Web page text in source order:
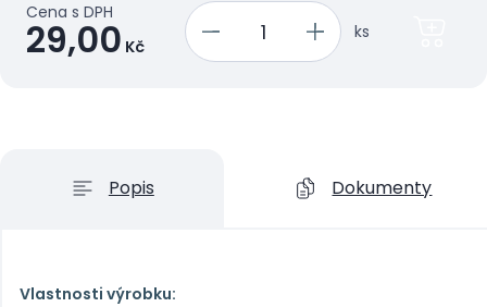
Cena s DPH
29,00 Kč
ks
Popis Dokumenty
Vlastnosti výrobku: